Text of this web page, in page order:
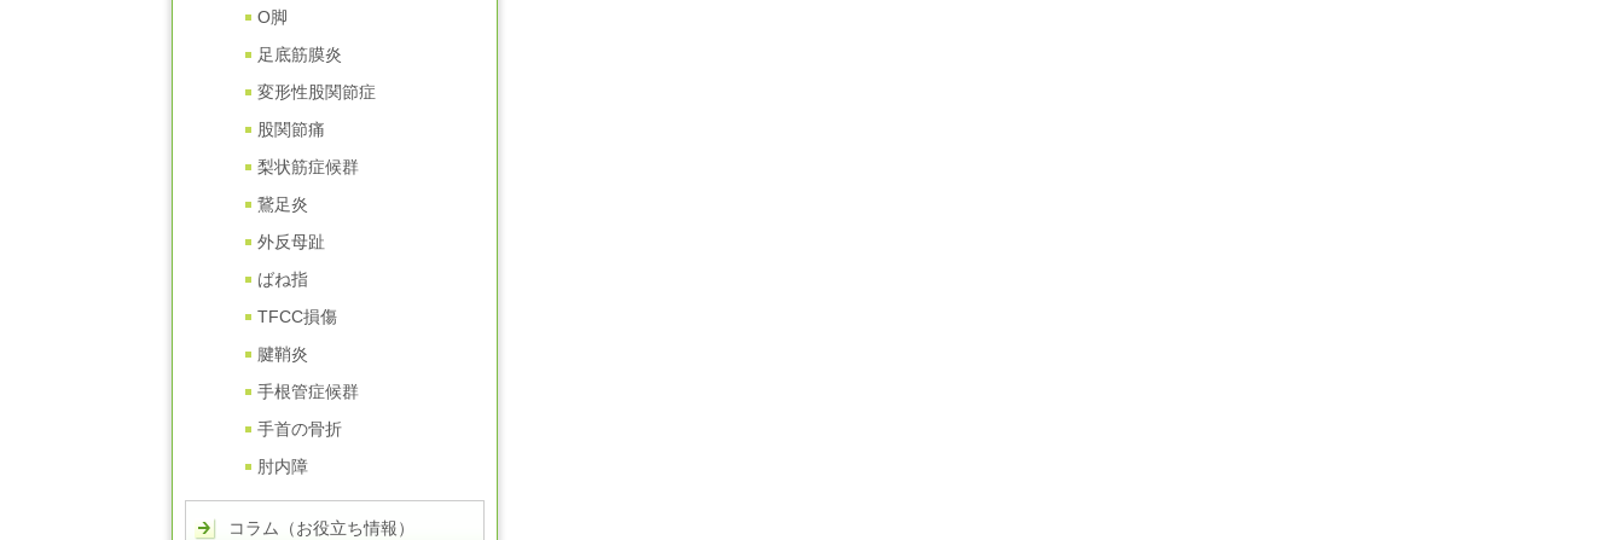
O脚
足底筋膜炎
変形性股関節症
股関節痛
梨状筋症候群
鵞足炎
外反母趾
ばね指
TFCC損傷
腱鞘炎
手根管症候群
手首の骨折
肘内障
コラム（お役立ち情報）